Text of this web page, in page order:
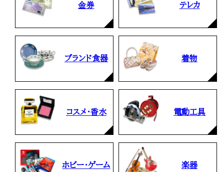
金券 テレカ
ブランド食器 着物
コスメ・香水 電動工具
ホビー・ゲーム 楽器